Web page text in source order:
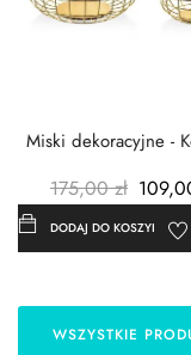
Miski dekoracyjne -
175,00 zł
DODAJ DO KOSZYKA
WSZYSTKIE